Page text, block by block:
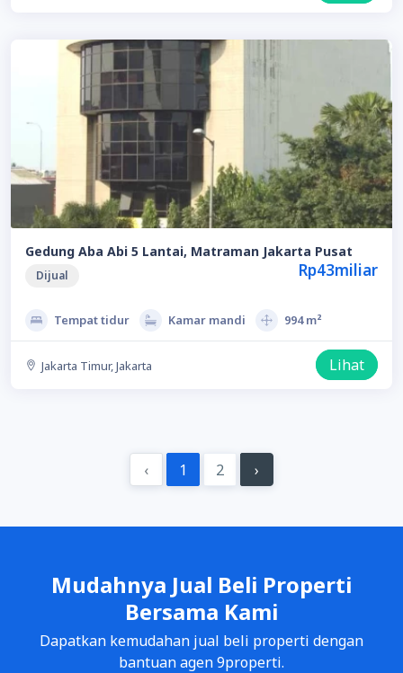
Gedung Aba Abi 5 Lantai, Matraman Jakarta Pusat
Dijual Rp43miliar
Tempat tidur Kamar mandi 994 m²
Jakarta Timur, Jakarta Lihat
‹ 1 2 ›
Mudahnya Jual Beli Properti
Bersama Kami
Dapatkan kemudahan jual beli properti dengan
bantuan agen 9properti.